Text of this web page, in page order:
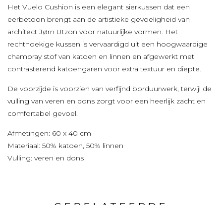
Het Vuelo Cushion is een elegant sierkussen dat een
eerbetoon brengt aan de artistieke gevoeligheid van
architectJørn Utzon voor natuurlijke vormen. Het
rechthoekige kussen is vervaardigd uit een hoogwaardige
chambray stof van katoen en linnen en afgewerkt met
contrasterend katoengaren voor extra textuur en diepte.
De voorzijde is voorzien van verfijnd borduurwerk, terwijl de
vulling van veren en dons zorgt voor een heerlijk zacht en
comfortabel gevoel.
Afmetingen: 60 x 40 cm
Materiaal: 50% katoen, 50% linnen
Vulling: veren en dons